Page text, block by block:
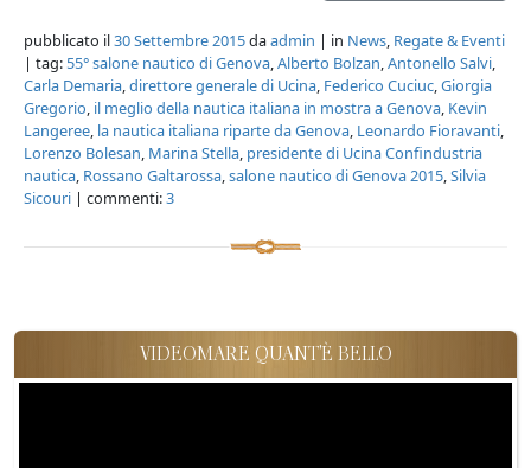
pubblicato il30 Settembre 2015daadmin | in News, Regate & Eventi
| tag: 55° salone nautico di Genova,Alberto Bolzan,Antonello Salvi,
Carla Demaria,direttore generale di Ucina, Federico Cuciuc,Giorgia
Gregorio, il meglio della nautica italiana in mostra a Genova, Kevin
Langeree, la nautica italiana riparte da Genova, Leonardo Fioravanti,
Lorenzo Bolesan, Marina Stella, presidente di Ucina Confindustria
nautica, Rossano Galtarossa,salone nautico di Genova 2015,Silvia
Sicouri | commenti:3
VIDEOMARE QUANT'È BELLO